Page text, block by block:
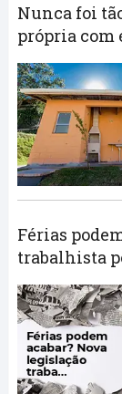
Nunca foi
própria com
Férias
trabalhista